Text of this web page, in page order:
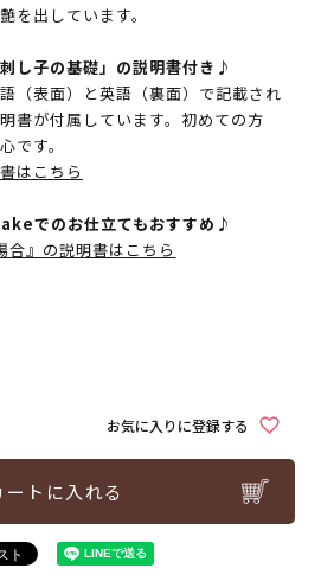
を出しています。
し子の基礎」の説明書付き♪
（表面）と英語（裏面）で記載され
書が付属しています。初めての方
です。
はこちら
でのお仕立てもおすすめ♪
合』の説明書はこちら
お気に入りに登録する
ートに入れる